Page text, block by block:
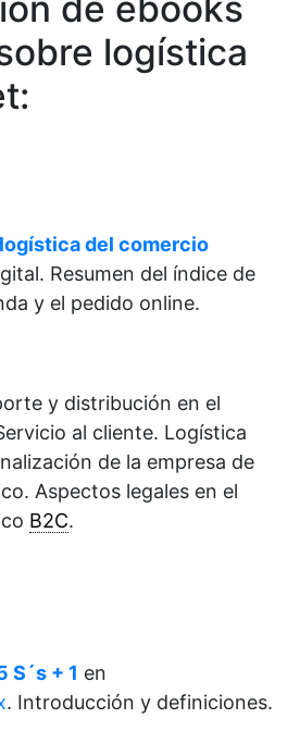
logística
del comercio
Resumen del índice de
y el pedido online.
y distribución en el
al cliente. Logística
de la empresa de
Aspectos legales en el
B2C.
S´s + 1 en
. Introducción y definiciones.